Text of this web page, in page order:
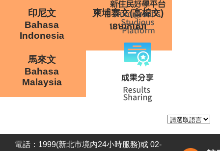
印尼文
Bahasa
Indonesia
柬埔寨文(高棉文)
ខេមរភាសា
馬來文
Bahasa
Malaysia
電話：1999(新北市境內24小時服務)或 02-